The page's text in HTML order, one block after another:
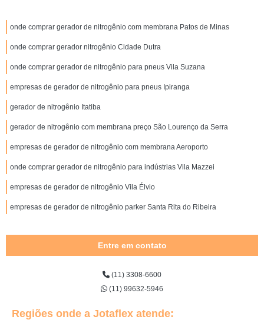
onde comprar gerador de nitrogênio com membrana Patos de Minas
onde comprar gerador nitrogênio Cidade Dutra
onde comprar gerador de nitrogênio para pneus Vila Suzana
empresas de gerador de nitrogênio para pneus Ipiranga
gerador de nitrogênio Itatiba
gerador de nitrogênio com membrana preço São Lourenço da Serra
empresas de gerador de nitrogênio com membrana Aeroporto
onde comprar gerador de nitrogênio para indústrias Vila Mazzei
empresas de gerador de nitrogênio Vila Élvio
empresas de gerador de nitrogênio parker Santa Rita do Ribeira
Entre em contato
(11) 3308-6600
(11) 99632-5946
Regiões onde a Jotaflex atende: